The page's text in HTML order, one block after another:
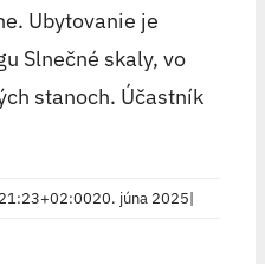
Ubytovanie je
Slnečné skaly, vo
stanoch. Účastník
20. júna 2025|